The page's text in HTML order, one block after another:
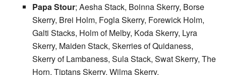
Papa Stour; Aesha Stack, Boinna Skerry, Borse
Skerry, Brei Holm, Fogla Skerry, Forewick Holm,
Galti Stacks, Holm of Melby, Koda Skerry, Lyra
Skerry, Maiden Stack, Skerries of Quidaness,
Skerry of Lambaness, Sula Stack, Swat Skerry, The
Horn, Tiptans Skerry, Wilma Skerry.